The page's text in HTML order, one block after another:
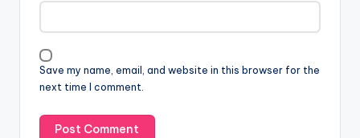
Save my name, email, and website in this browser for the
next time I comment.